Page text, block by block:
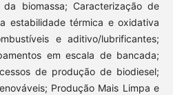
biomassa; Caracterização de
estabilidade térmica e oxidativa
e aditivo/lubrificantes;
em escala de bancada;
de produção de biodiesel;
Produção Mais Limpa e